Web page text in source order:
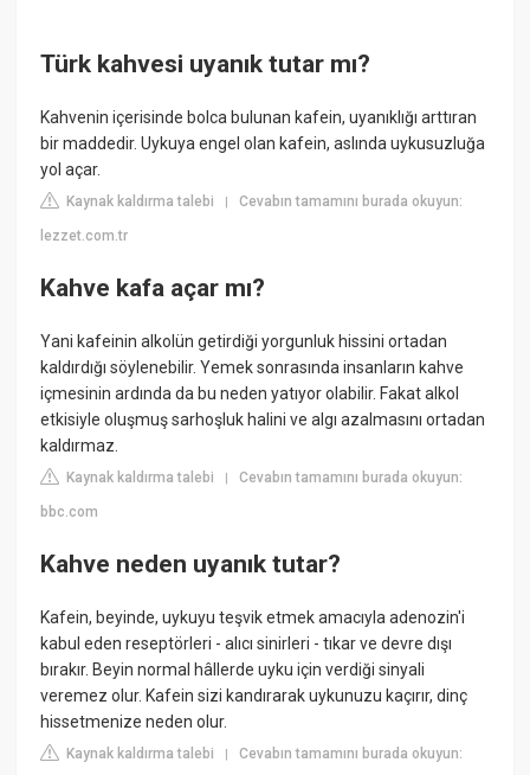
Türk kahvesi uyanık tutar mı?
Kahvenin içerisinde bolca bulunan kafein, uyanıklığı arttıran
bir maddedir. Uykuya engel olan kafein, aslında uykusuzluğa
yol açar.
Kaynak kaldırma talebi |Cevabın tamamını burada okuyun:
lezzet.com.tr
Kahve kafa açar mı?
Yani kafeinin alkolün getirdiği yorgunluk hissini ortadan
kaldırdığı söylenebilir. Yemek sonrasında insanların kahve
içmesinin ardında da bu neden yatıyor olabilir. Fakat alkol
etkisiyle oluşmuş sarhoşluk halini ve algı azalmasını ortadan
kaldırmaz.
Kaynak kaldırma talebi |Cevabın tamamını burada okuyun:
bbc.com
Kahve neden uyanık tutar?
Kafein, beyinde, uykuyu teşvik etmek amacıyla adenozin'i
kabul eden reseptörleri - alıcı sinirleri - tıkar ve devre dışı
bırakır. Beyin normal hâllerde uyku için verdiği sinyali
veremez olur. Kafein sizi kandırarak uykunuzu kaçırır, dinç
hissetmenize neden olur.
Kaynak kaldırma talebi |Cevabın tamamını burada okuyun: